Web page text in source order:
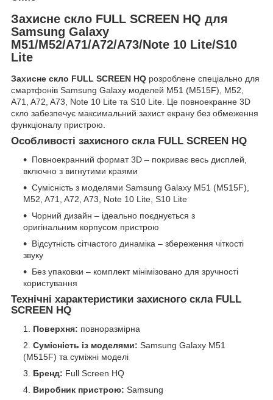
Захисне скло FULL SCREEN HQ для
Samsung Galaxy
M51/M52/A71/A72/A73/Note 10 Lite/S10
Lite
Захисне скло FULL SCREEN HQ розроблене спеціально для
смартфонів Samsung Galaxy моделей M51 (M515F), M52,
A71, A72, A73, Note 10 Lite та S10 Lite. Це повноекранне 3D
скло забезпечує максимальний захист екрану без обмеження
функціоналу пристрою.
Особливості захисного скла FULL SCREEN HQ
Повноекранний формат 3D – покриває весь дисплей,
включно з вигнутими краями
Сумісність з моделями Samsung Galaxy M51 (M515F),
M52, A71, A72, A73, Note 10 Lite, S10 Lite
Чорний дизайн – ідеально поєднується з
оригінальним корпусом пристрою
Відсутність сітчастого динаміка – збереження чіткості
звуку
Без упаковки – комплект мінімізовано для зручності
користування
Технічні характеристики захисного скла FULL
SCREEN HQ
Поверхня: повноразмірна
Сумісність із моделями: Samsung Galaxy M51
(M515F) та суміжні моделі
Бренд: Full Screen HQ
Виробник пристрою: Samsung